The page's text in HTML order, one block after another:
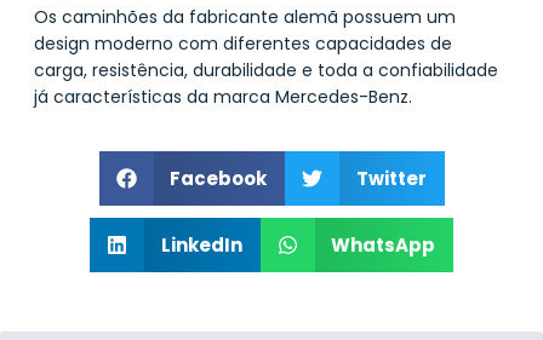
Os caminhões da fabricante alemã possuem um
design moderno com diferentes capacidades de
carga, resistência, durabilidade e toda a confiabilidade
já características da marca Mercedes-Benz.
Facebook Twitter
LinkedIn WhatsApp